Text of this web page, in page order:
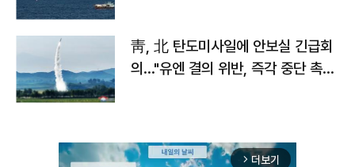
靑, 北 탄도미사일에 안보실 긴급회
의…"유엔 결의 위반, 즉각 중단 촉
arrow_forward_ios 더보기